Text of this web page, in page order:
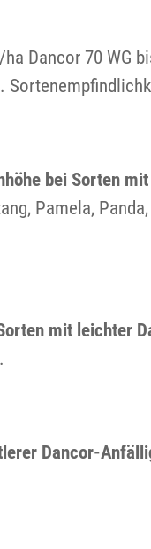
Dancor 70 WG
bei Sorten
Pamela,
mit leichter
Dancor-